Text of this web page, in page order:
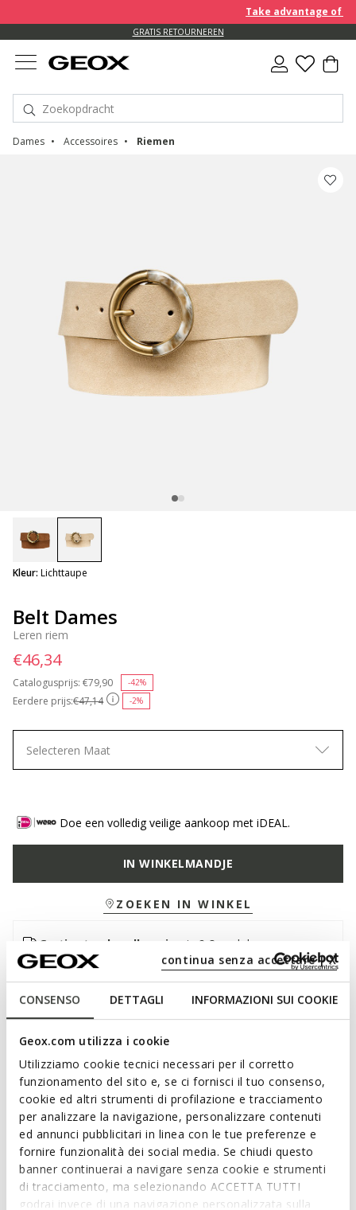
CONSENSO DETTAGLI INFORMAZIONI SUI COOKIE
Geox.com utilizza i cookie
Utilizziamo cookie tecnici necessari per il corretto
funzionamento del sito e, se ci fornisci il tuo consenso,
cookie ed altri strumenti di profilazione e tracciamento
per analizzare la navigazione, personalizzare contenuti
ed annunci pubblicitari in linea con le tue preferenze e
fornire funzionalità dei social media. Se chiudi questo
banner continuerai a navigare senza cookie e strumenti
di tracciamento, ma selezionando ACCETTA TUTTI
godrai invece di una navigazione personalizzata sulla
continua senza accettare | X
Take advantage of an
GRATIS RETOURNEREN
Dames Accessoires Riemen
Belt Dames
Leren riem
Eerdere prijs:€47,14 -2%
Catalogusprijs: Price reduced from
€79,90 -42%
€46,34
Kleur: Lichttaupeselected
Selecteren Maat
Doe een volledig veilige aankoop met iDEAL.
IN WINKELMANDJE
ZOEKEN IN WINKEL
Gratis standaardlevering
in 2-3 werkdagen
Gratis retourneren
binnen 30 dagen na leverdatum
Damesriem met een eigentijdse uitstraling, verfraaid met een
opvallende ronde gesp. In deze zachte, lichte taupekleur is hij
gemaakt van zacht Suède. Perfect om alledaagse looks te
verfraaien, en hij geeft karakter aan casual-chique outfits.
ITEMCODE:D65KUC00022C6738
Kenmerken